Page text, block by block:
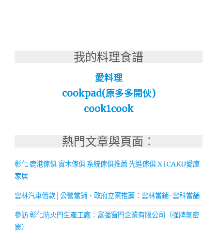
我的料理食譜
愛料理
cookpad(原多多開伙)
cook1cook
熱門文章與頁面︰
彰化 鹿港傢俱 實木傢俱 系統傢俱推薦 先進傢俱 X iCAKU愛庫
家居
雲林汽車借款│公營當鋪、政府立案推薦：雲林當鋪-雲科當舖
參訪 彰化防火門生產工廠：富強窗門企業有限公司（強牌氣密
窗）